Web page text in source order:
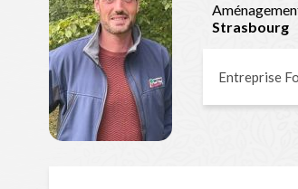
Strasbourg
Entreprise